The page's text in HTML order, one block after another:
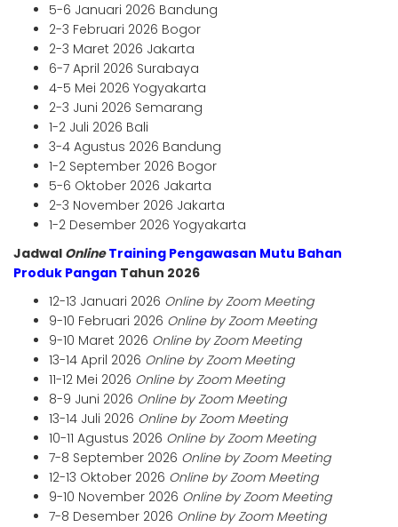
5-6 Januari 2026 Bandung
2-3 Februari 2026 Bogor
2-3 Maret 2026 Jakarta
6-7 April 2026 Surabaya
4-5 Mei 2026 Yogyakarta
2-3 Juni 2026 Semarang
1-2 Juli 2026 Bali
3-4 Agustus 2026 Bandung
1-2 September 2026 Bogor
5-6 Oktober 2026 Jakarta
2-3 November 2026 Jakarta
1-2 Desember 2026 Yogyakarta
Jadwal OnlineTraining Pengawasan Mutu Bahan
Produk Pangan Tahun 2026
12-13 Januari 2026 Online by Zoom Meeting
9-10 Februari 2026 Online by Zoom Meeting
9-10 Maret 2026 Online by Zoom Meeting
13-14 April 2026 Online by Zoom Meeting
11-12 Mei 2026 Online by Zoom Meeting
8-9 Juni 2026 Online by Zoom Meeting
13-14 Juli 2026 Online by Zoom Meeting
10-11 Agustus 2026 Online by Zoom Meeting
7-8 September 2026 Online by Zoom Meeting
12-13 Oktober 2026 Online by Zoom Meeting
9-10 November 2026 Online by Zoom Meeting
7-8 Desember 2026 Online by Zoom Meeting